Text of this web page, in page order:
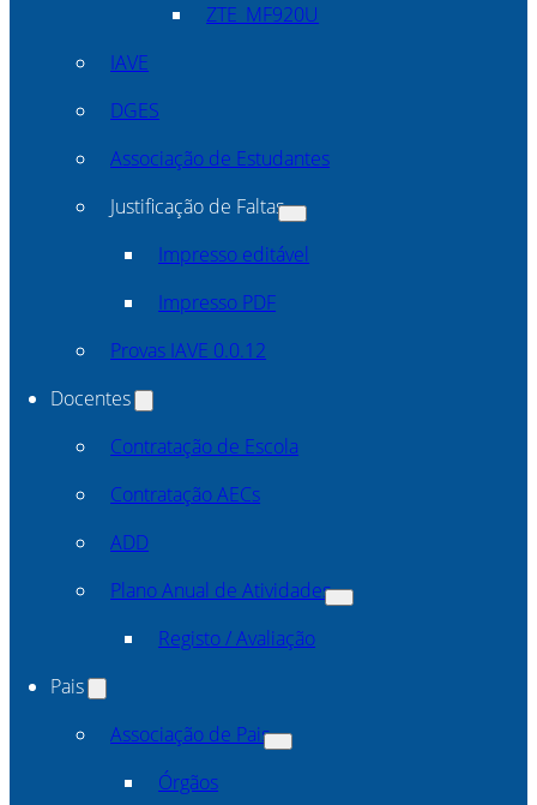
ZTE_MF920U
IAVE
DGES
Associação de Estudantes
Justificação de Faltas
Impresso editável
Impresso PDF
Provas IAVE 0.0.12
Docentes
Contratação de Escola
Contratação AECs
ADD
Plano Anual de Atividades
Registo / Avaliação
Pais
Associação de Pais
Órgãos